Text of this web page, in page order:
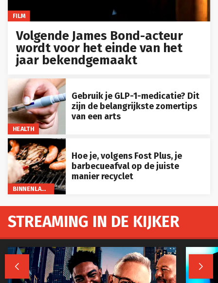
FILM
Volgende James Bond-acteur
wordt voor het einde van het
jaar bekendgemaakt
HEALTH
Gebruik je GLP-1-medicatie? Dit
zijn de belangrijkste zomertips
van een arts
BINNENLAND
Hoe je, volgens Fost Plus, je
barbecueafval op de juiste
manier recyclet
STREAMING IN DE KIJKER
 